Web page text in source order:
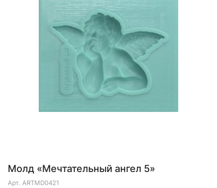
Молд «Мечтательный ангел 5»
Арт. ARTMD0421